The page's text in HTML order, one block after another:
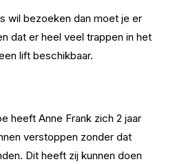
wil bezoeken dan moet je er
dat er heel veel trappen in het
lift beschikbaar.
heeft Anne Frank zich 2 jaar
verstoppen zonder dat
Dit heeft zij kunnen doen